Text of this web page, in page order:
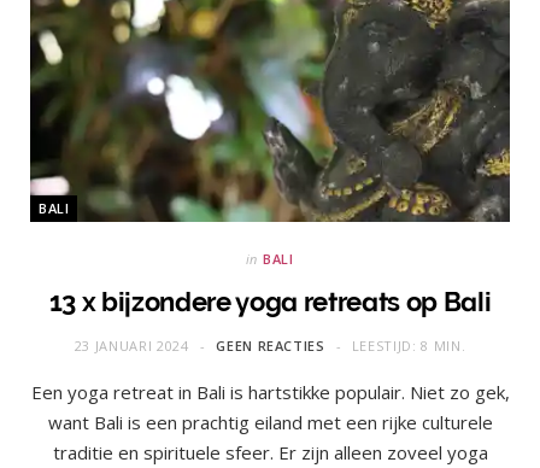
BALI
in BALI
13 x bijzondere yoga retreats op Bali
23 JANUARI 2024 GEEN REACTIES LEESTIJD: 8 MIN.
Een yoga retreat in Bali is hartstikke populair. Niet zo gek,
want Bali is een prachtig eiland met een rijke culturele
traditie en spirituele sfeer. Er zijn alleen zoveel yoga